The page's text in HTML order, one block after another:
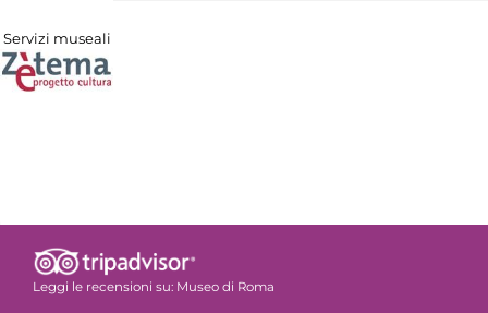
Servizi museali
Leggi le recensioni su: Museo di Roma